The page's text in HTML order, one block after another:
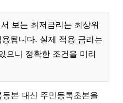
보는 최저금리는 최상위
됩니다. 실제 적용 금리는
으니 정확한 조건을 미리
등본 대신 주민등록초본을